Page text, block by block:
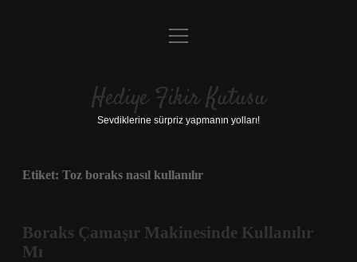
Anasayfa
Yasal Uyarı
menüyü
Hediye Fikir Kutusu
Sevdiklerine sürpriz yapmanın yolları!
Etiket: Toz boraks nasıl kullanılır
Boraks Çamaşır Makinesinde Kullanılır
Mı